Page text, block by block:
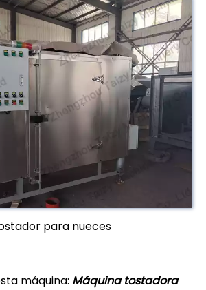
para nueces
máquina: Máquina tostadora